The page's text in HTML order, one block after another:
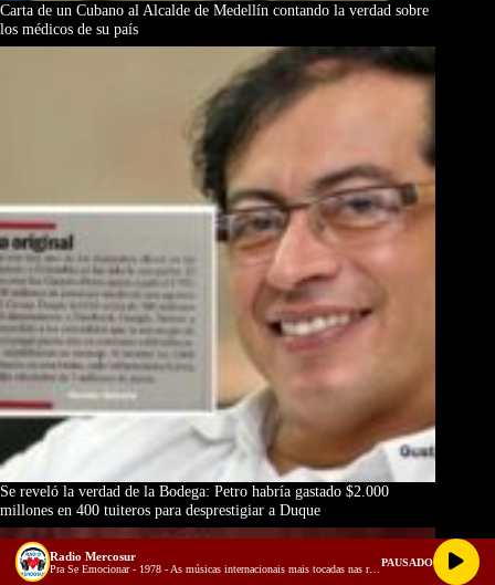
Carta de un Cubano al Alcalde de Medellín contando la verdad sobre
los médicos de su país
Se reveló la verdad de la Bodega: Petro habría gastado $2.000
millones en 400 tuiteros para desprestigiar a Duque
Radio Mercosur
Pra Se Emocionar - 1978 - As músicas internacionais mais tocadas nas rádios do Brasil
PAUSADO